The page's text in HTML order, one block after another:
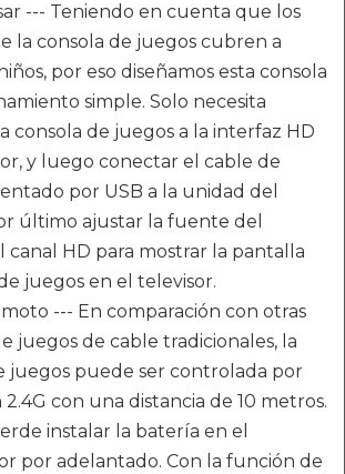
--- Teniendo en cuenta que los
la consola de juegos cubren a
por eso diseñamos esta consola
simple. Solo necesita
consola de juegos a la interfaz HD
y luego conectar el cable de
por USB a la unidad del
último ajustar la fuente del
canal HD para mostrar la pantalla
juegos en el televisor.
--- En comparación con otras
juegos de cable tradicionales, la
juegos puede ser controlada por
con una distancia de 10 metros.
instalar la batería en el
por adelantado. Con la función de